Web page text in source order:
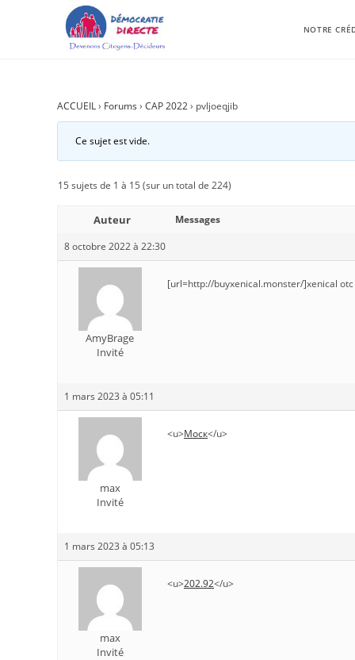
NOTRE
ACCUEIL› Forums › CAP 2022› pvljoeqjib
Ce sujet est vide.
15 sujets de 1 à 15 (sur un total de 224)
Auteur
Messages
8 octobre 2022 à 22:30
AmyBrage
Invité
[url=http://buyxenical.monster/]xenical
1 mars 2023 à 05:11
max
Invité
<u>Моск</u>
1 mars 2023 à 05:13
max
Invité
<u>202.92</u>